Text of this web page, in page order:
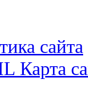
сайта
Карта